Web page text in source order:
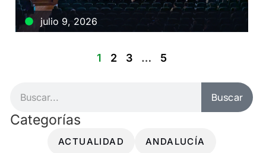
julio 9, 2026
1 2 3 … 5
Buscar
Categorías
ACTUALIDAD ANDALUCÍA